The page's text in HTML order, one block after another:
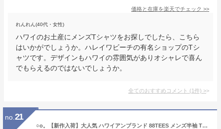
価格と在庫を楽天でチェック >>
れんれん(40代・女性)
ハワイのお土産にメンズTシャツをお探しでしたら、こちら
はいかがでしょうか。ハレイワビーチの有名ショップのTシ
ャツです。デザインもハワイの雰囲気がありオシャレで喜ん
でもらえるのではないでしょうか。
全てのおすすめコメント (1件) >
no. 21
○o。【新作入荷】大人気 ハワイアンブランド 88TEES メンズ半袖 Tシャツ S M L メンズ【エイティーエイトティーズ】ハワイ人気ブランド YAYA 88ティーズ 芸能人愛用ブランド カラカウア ヤヤちゃん ハワイ 女の子 衣類 服。o○